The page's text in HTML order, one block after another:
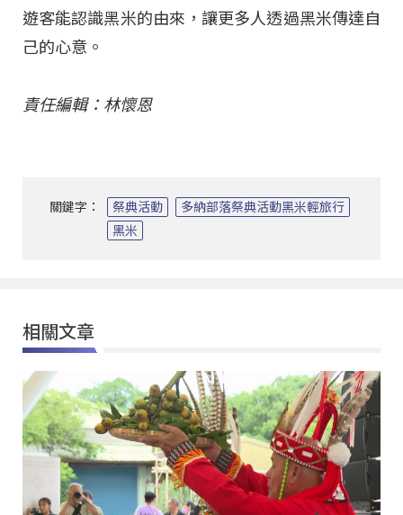
遊客能認識黑米的由來，讓更多人透過黑米傳達自
己的心意。
責任編輯：林懷恩
關鍵字： 祭典活動
多納部落祭典活動黑米輕旅行
黑米
相關文章